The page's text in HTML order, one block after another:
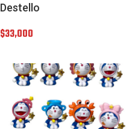
Destello
$33,000